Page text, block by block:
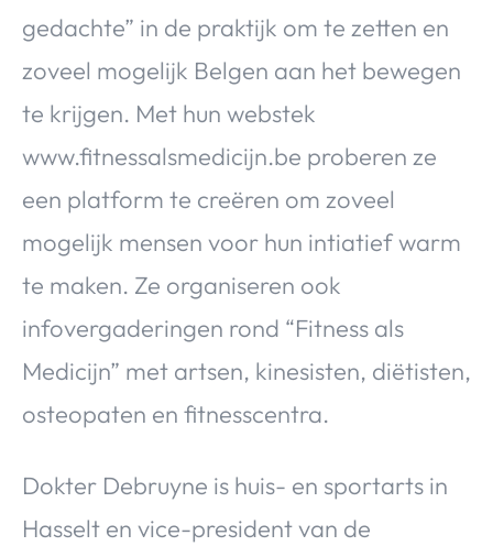
gedachte” in de praktijk om te zetten en
zoveel mogelijk Belgen aan het bewegen
te krijgen. Met hun webstek
www.fitnessalsmedicijn.be proberen ze
een platform te creëren om zoveel
mogelijk mensen voor hun intiatief warm
te maken. Ze organiseren ook
infovergaderingen rond “Fitness als
Medicijn” met artsen, kinesisten, diëtisten,
osteopaten en fitnesscentra.
Dokter Debruyne is huis- en sportarts in
Hasselt en vice-president van de